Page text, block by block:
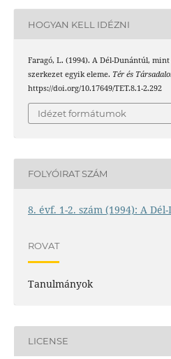
HOGYAN KELL IDÉZNI
Faragó, L. (1994). A Dél-Dunántúl,
szerkezet egyik eleme. Tér és
https://doi.org/10.17649/TET.8.1-2.292
Idézet formátumok
FOLYÓIRAT SZÁM
8. évf. 1-2. szám (1994): A
ROVAT
Tanulmányok
LICENSE